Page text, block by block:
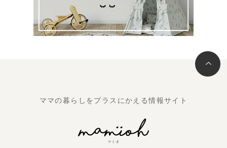
ママの暮らしをプラスにかえる情報サイト